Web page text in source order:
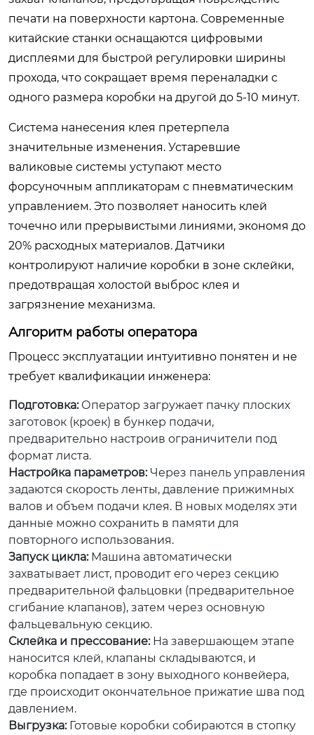
печати на поверхности картона. Современные
китайские станки оснащаются цифровыми
дисплеями для быстрой регулировки ширины
прохода, что сокращает время переналадки с
одного размера коробки на другой до 5-10 минут.
Система нанесения клея претерпела
значительные изменения. Устаревшие
валиковые системы уступают место
форсуночным аппликаторам с пневматическим
управлением. Это позволяет наносить клей
точечно или прерывистыми линиями, экономя до
20% расходных материалов. Датчики
контролируют наличие коробки в зоне склейки,
предотвращая холостой выброс клея и
загрязнение механизма.
Алгоритм работы оператора
Процесс эксплуатации интуитивно понятен и не
требует квалификации инженера:
Подготовка:Оператор загружает пачку плоских
заготовок (кроек) в бункер подачи,
предварительно настроив ограничители под
формат листа.
Настройка параметров:Через панель управления
задаются скорость ленты, давление прижимных
валов и объем подачи клея. В новых моделях эти
данные можно сохранить в памяти для
повторного использования.
Запуск цикла:Машина автоматически
захватывает лист, проводит его через секцию
предварительной фальцовки (предварительное
сгибание клапанов), затем через основную
фальцевальную секцию.
Склейка и прессование:На завершающем этапе
наносится клей, клапаны складываются, и
коробка попадает в зону выходного конвейера,
где происходит окончательное прижатие шва под
давлением.
Выгрузка:Готовые коробки собираются в стопку